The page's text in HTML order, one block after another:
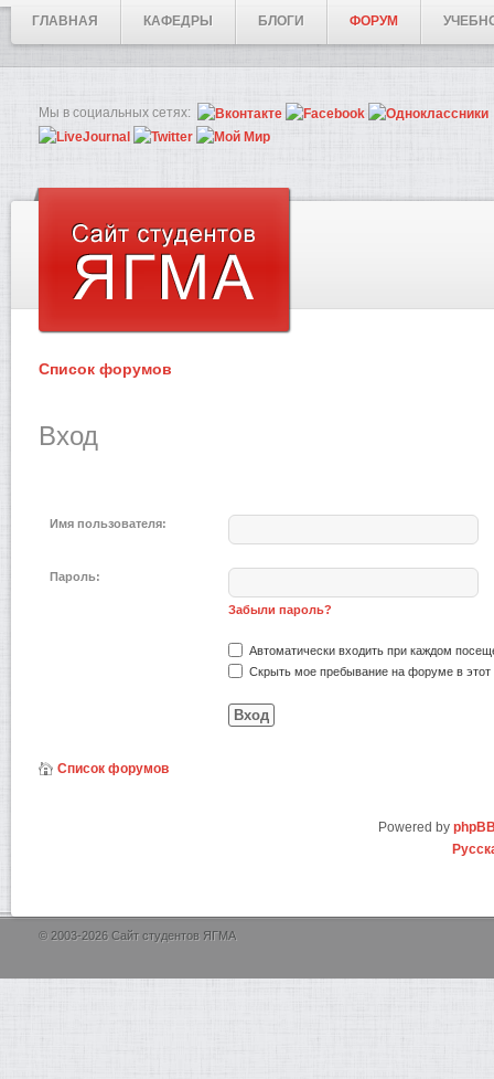
ГЛАВНАЯ КАФЕДРЫ БЛОГИ ФОРУМ
Мы в социальных сетях:
Список форумов
Вход
Имя пользователя:
Пароль:
Забыли пароль?
Автоматически входить при каждом
Скрыть мое пребывание на форуме в этот
Список форумов
Powered by
© 2003-2026 Сайт студентов ЯГМА